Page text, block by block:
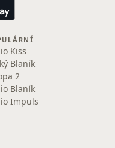
Kiss
Blaník
2
Blaník
Impuls